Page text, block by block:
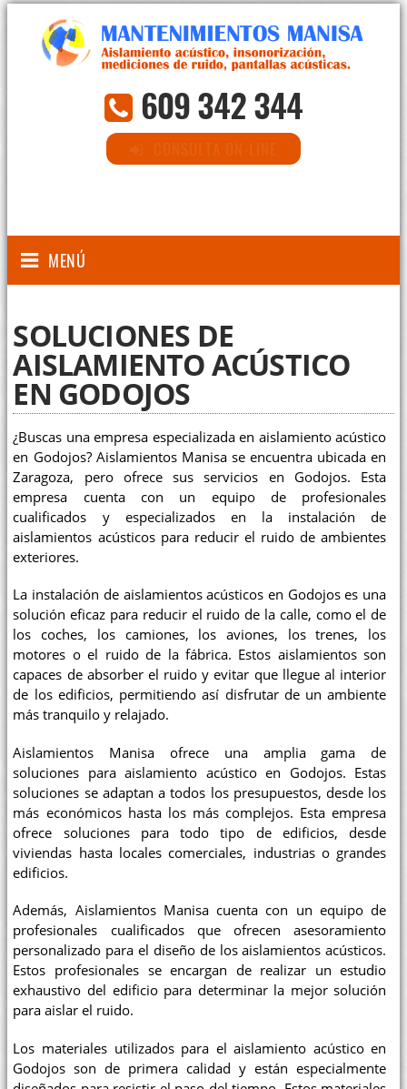
609 342 344
MENÚ
SOLUCIONES DE
AISLAMIENTO ACÚSTICO
EN GODOJOS
¿Buscas una empresa especializada en aislamiento acústico
en Godojos? Aislamientos Manisa se encuentra ubicada en
Zaragoza, pero ofrece sus servicios en Godojos. Esta
empresa cuenta con un equipo de profesionales
cualificados y especializados en la instalación de
aislamientos acústicos para reducir el ruido de ambientes
exteriores.
La instalación de aislamientos acústicos en Godojos es una
solución eficaz para reducir el ruido de la calle, como el de
los coches, los camiones, los aviones, los trenes, los
motores o el ruido de la fábrica. Estos aislamientos son
capaces de absorber el ruido y evitar que llegue al interior
de los edificios, permitiendo así disfrutar de un ambiente
más tranquilo y relajado.
Aislamientos Manisa ofrece una amplia gama de
soluciones para aislamiento acústico en Godojos. Estas
soluciones se adaptan a todos los presupuestos, desde los
más económicos hasta los más complejos. Esta empresa
ofrece soluciones para todo tipo de edificios, desde
viviendas hasta locales comerciales, industrias o grandes
edificios.
Además, Aislamientos Manisa cuenta con un equipo de
profesionales cualificados que ofrecen asesoramiento
personalizado para el diseño de los aislamientos acústicos.
Estos profesionales se encargan de realizar un estudio
exhaustivo del edificio para determinar la mejor solución
para aislar el ruido.
Los materiales utilizados para el aislamiento acústico en
Godojos son de primera calidad y están especialmente